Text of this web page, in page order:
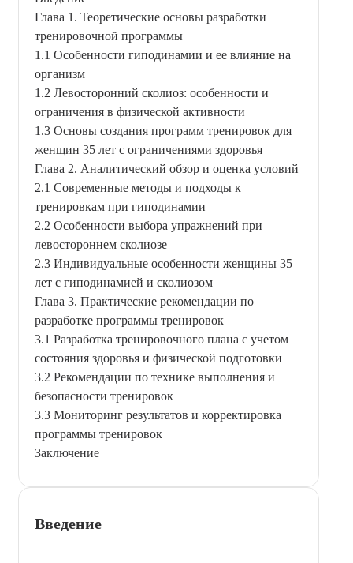
Глава 1. Теоретические основы разработки
тренировочной программы
1.1 Особенности гиподинамии и ее влияние на
организм
1.2 Левосторонний сколиоз: особенности и
ограничения в физической активности
1.3 Основы создания программ тренировок для
женщин 35 лет с ограничениями здоровья
Глава 2. Аналитический обзор и оценка условий
2.1 Современные методы и подходы к
тренировкам при гиподинамии
2.2 Особенности выбора упражнений при
левостороннем сколиозе
2.3 Индивидуальные особенности женщины 35
лет с гиподинамией и сколиозом
Глава 3. Практические рекомендации по
разработке программы тренировок
3.1 Разработка тренировочного плана с учетом
состояния здоровья и физической подготовки
3.2 Рекомендации по технике выполнения и
безопасности тренировок
3.3 Мониторинг результатов и корректировка
программы тренировок
Заключение
Введение